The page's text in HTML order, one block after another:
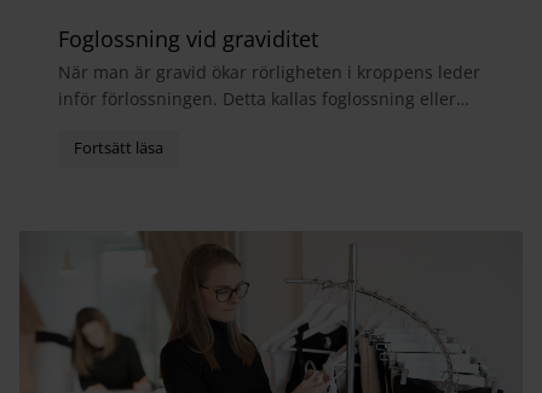
Foglossning vid graviditet
När man är gravid ökar rörligheten i kroppens leder
inför förlossningen. Detta kallas foglossning eller